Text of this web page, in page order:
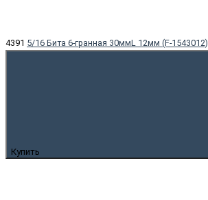
4391 5/16 Бита 6-гранная 30ммL 12мм (F-1543012)
Купить